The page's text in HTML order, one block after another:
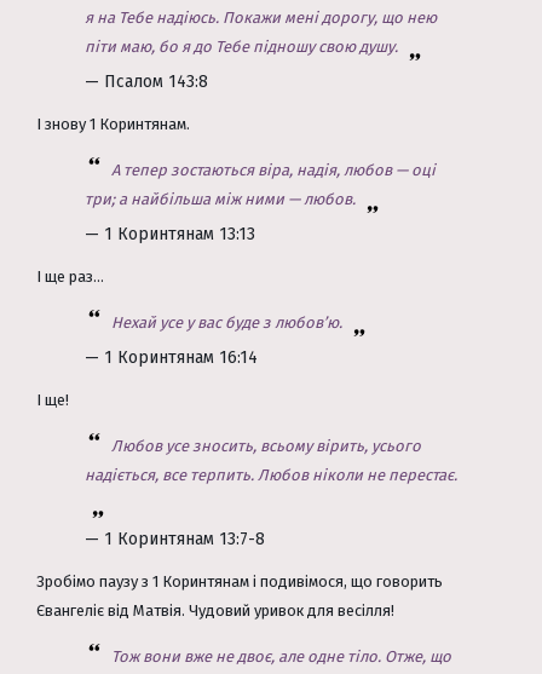
я на Тебе надіюсь. Покажи мені дорогу, що нею
піти маю, бо я до Тебе підношу свою душу.
— Псалом 143:8
І знову 1 Коринтянам.
А тепер зостаються віра, надія, любов — оці
три; а найбільша між ними — любов.
— 1 Коринтянам 13:13
І ще раз...
Нехай усе у вас буде з любов’ю.
— 1 Коринтянам 16:14
І ще!
Любов усе зносить, всьому вірить, усього
надіється, все терпить. Любов ніколи не перестає.
— 1 Коринтянам 13:7-8
Зробімо паузу з 1 Коринтянам і подивімося, що говорить
Євангеліє від Матвія. Чудовий уривок для весілля!
Тож вони вже не двоє, але одне тіло. Отже, що